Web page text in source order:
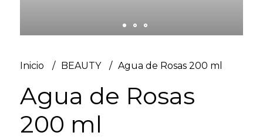
Inicio BEAUTY Agua de Rosas 200 ml
Agua de Rosas
200 ml